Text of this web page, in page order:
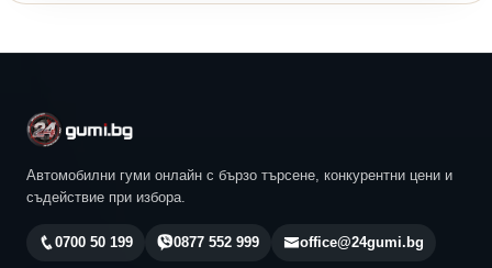
Автомобилни гуми онлайн с бързо търсене, конкурентни цени и
съдействие при избора.
0700 50 199 0877 552 999 office@24gumi.bg